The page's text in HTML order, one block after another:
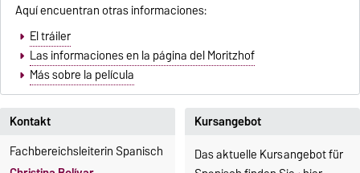
Aquí encuentran otras informaciones:
El tráiler
Las informaciones en la página del Moritzhof
Más sobre la película
Kontakt
Fachbereichsleiterin Spanisch
Kursangebot
Das aktuelle Kursangebot für